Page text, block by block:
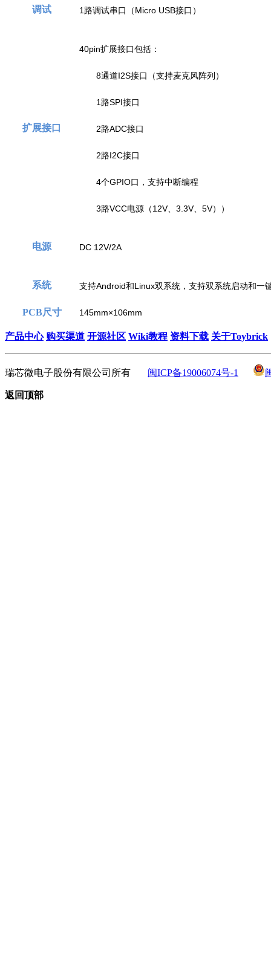
调试 1路调试串口（Micro USB接口）
扩展接口
40pin扩展接口包括：
8通道I2S接口（支持麦克风阵列）
1路SPI接口
2路ADC接口
2路I2C接口
4个GPIO口，支持中断编程
3路VCC电源（12V、3.3V、5V））
电源 DC 12V/2A
系统 支持Android和Linux双系统，支持双系统启动和一
PCB尺寸 145mm×106mm
产品中心 购买渠道 开源社区 Wiki教程 资料下载 关于Toybrick
瑞芯微电子股份有限公司所有 闽ICP备19006074号-1
返回顶部